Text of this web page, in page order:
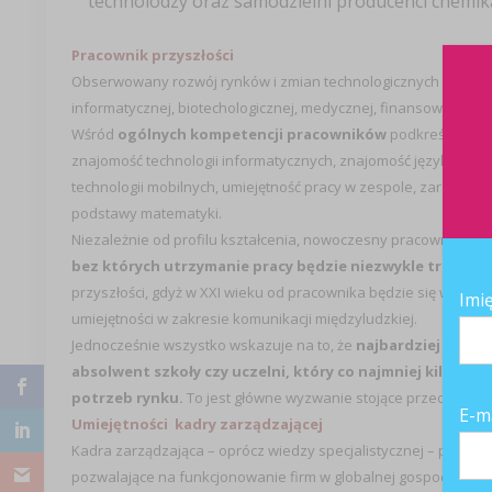
Pracownik przyszłości
Obserwowany rozwój rynków i zmian technologicznych
informatycznej, biotechologicznej, medycznej, finansowej,
Wśród ogólnych kompetencji pracownikówpodkreśla się
znajomość technologii informatycznych, znajomość języków
technologii mobilnych, umiejętność pracy w zespole,
podstawy matematyki.
Niezależnie od profilu kształcenia, nowoczesny pracownik
bez których utrzymanie pracy będzie niezwykle trudne
przyszłości, gdyż w XXI wieku od pracownika będzie się
umiejętności w zakresie komunikacji międzyludzkiej.
Jednocześnie wszystko wskazuje na to, że najbardziej
absolwent szkoły czy uczelni, który co najmniej kilka
potrzeb rynku. To jest główne wyzwanie stojące przed
Umiejętności kadry zarządzającej
Kadra zarządzająca – oprócz wiedzy specjalistycznej –
pozwalające na funkcjonowanie firm w globalnej gospodarce
E-